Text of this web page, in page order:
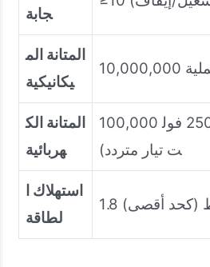
جابة
المتانة الم
يكانيكية
عملية
المتانة الك
هربائية
100,000 عملية (5 أمبير عند 250 فول
ت تيار متردد)
استهلاك ا
لطاقة
(كحد أقصى)